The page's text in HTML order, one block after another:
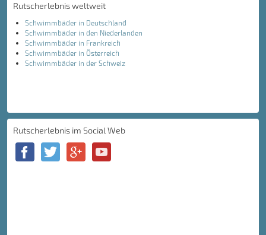
Rutscherlebnis weltweit
Schwimmbäder in Deutschland
Schwimmbäder in den Niederlanden
Schwimmbäder in Frankreich
Schwimmbäder in Österreich
Schwimmbäder in der Schweiz
Rutscherlebnis im Social Web